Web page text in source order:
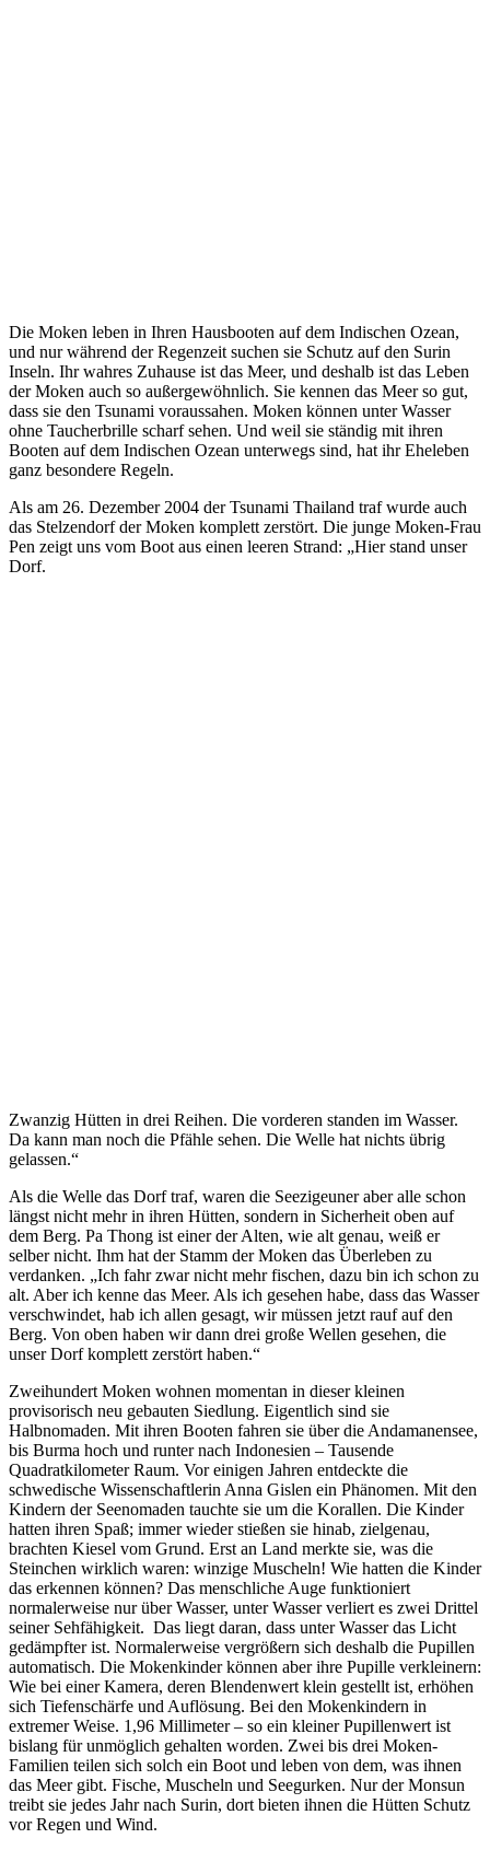
Die Moken leben in Ihren Hausbooten auf dem Indischen Ozean,
und nur während der Regenzeit suchen sie Schutz auf den Surin
Inseln. Ihr wahres Zuhause ist das Meer, und deshalb ist das Leben
der Moken auch so außergewöhnlich. Sie kennen das Meer so gut,
dass sie den Tsunami voraussahen. Moken können unter Wasser
ohne Taucherbrille scharf sehen. Und weil sie ständig mit ihren
Booten auf dem Indischen Ozean unterwegs sind, hat ihr Eheleben
ganz besondere Regeln.
Als am 26. Dezember 2004 der Tsunami Thailand traf wurde auch
das Stelzendorf der Moken komplett zerstört. Die junge Moken-Frau
Pen zeigt uns vom Boot aus einen leeren Strand: „Hier stand unser
Dorf.
Zwanzig Hütten in drei Reihen. Die vorderen standen im Wasser.
Da kann man noch die Pfähle sehen. Die Welle hat nichts übrig
gelassen.“
Als die Welle das Dorf traf, waren die Seezigeuner aber alle schon
längst nicht mehr in ihren Hütten, sondern in Sicherheit oben auf
dem Berg. Pa Thong ist einer der Alten, wie alt genau, weiß er
selber nicht. Ihm hat der Stamm der Moken das Überleben zu
verdanken. „Ich fahr zwar nicht mehr fischen, dazu bin ich schon zu
alt. Aber ich kenne das Meer. Als ich gesehen habe, dass das Wasser
verschwindet, hab ich allen gesagt, wir müssen jetzt rauf auf den
Berg. Von oben haben wir dann drei große Wellen gesehen, die
unser Dorf komplett zerstört haben.“
Zweihundert Moken wohnen momentan in dieser kleinen
provisorisch neu gebauten Siedlung. Eigentlich sind sie
Halbnomaden. Mit ihren Booten fahren sie über die Andamanensee,
bis Burma hoch und runter nach Indonesien – Tausende
Quadratkilometer Raum. Vor einigen Jahren entdeckte die
schwedische Wissenschaftlerin Anna Gislen ein Phänomen. Mit den
Kindern der Seenomaden tauchte sie um die Korallen. Die Kinder
hatten ihren Spaß; immer wieder stießen sie hinab, zielgenau,
brachten Kiesel vom Grund. Erst an Land merkte sie, was die
Steinchen wirklich waren: winzige Muscheln! Wie hatten die Kinder
das erkennen können? Das menschliche Auge funktioniert
normalerweise nur über Wasser, unter Wasser verliert es zwei Drittel
seiner Sehfähigkeit. Das liegt daran, dass unter Wasser das Licht
gedämpfter ist. Normalerweise vergrößern sich deshalb die Pupillen
automatisch. Die Mokenkinder können aber ihre Pupille verkleinern:
Wie bei einer Kamera, deren Blendenwert klein gestellt ist, erhöhen
sich Tiefenschärfe und Auflösung. Bei den Mokenkindern in
extremer Weise. 1,96 Millimeter – so ein kleiner Pupillenwert ist
bislang für unmöglich gehalten worden. Zwei bis drei Moken-
Familien teilen sich solch ein Boot und leben von dem, was ihnen
das Meer gibt. Fische, Muscheln und Seegurken. Nur der Monsun
treibt sie jedes Jahr nach Surin, dort bieten ihnen die Hütten Schutz
vor Regen und Wind.